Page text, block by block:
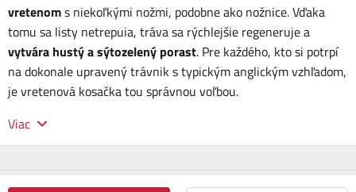
vretenoms niekoľkými nožmi, podobne ako nožnice. Vďaka
tomu sa listy netrepuia, tráva sa rýchlejšie regeneruje a
vytvára hustý a sýtozelený porast. Pre každého, kto si potrpí
na dokonale upravený trávnik s typickým anglickým vzhľadom,
je vretenová kosačka tou správnou voľbou.
Viac